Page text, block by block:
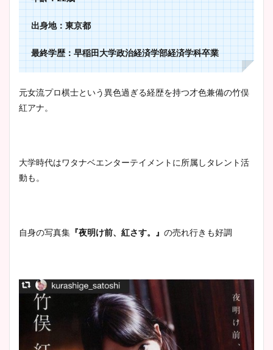
宇賀神メグアナのニット画像
まとめ！足も美脚でカップも
凄い！
池谷実悠アナのメガネ画像が
出身地：東京都
最終学歴：早稲田大学政治経済学部経済学科卒業
元女流プロ棋士という異色過ぎる経歴を持つ才色兼備の竹俣
紅アナ。
大学時代はワタナベエンターテイメントに所属しタレント活
動も。
自身の写真集 『夜明け前、紅さす。』 の売れ行きも好調